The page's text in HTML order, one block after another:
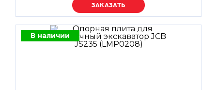
Уточняйте цену
В наличии